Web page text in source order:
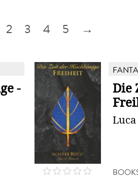
2 3 4 5 →
-
Die